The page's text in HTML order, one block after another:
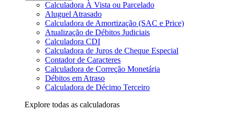
Calculadora À Vista ou Parcelado
Aluguel Atrasado
Calculadora de Amortização (SAC e Price)
Atualização de Débitos Judiciais
Calculadora CDI
Calculadora de Juros de Cheque Especial
Contador de Caracteres
Calculadora de Correção Monetária
Débitos em Atraso
Calculadora de Décimo Terceiro
Explore todas as calculadoras